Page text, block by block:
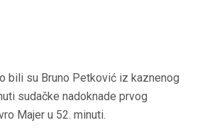
bili su Bruno Petković iz kaznenog
sudačke nadoknade prvog
Majer u 52. minuti.